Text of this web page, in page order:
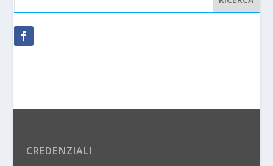
CREDENZIALI